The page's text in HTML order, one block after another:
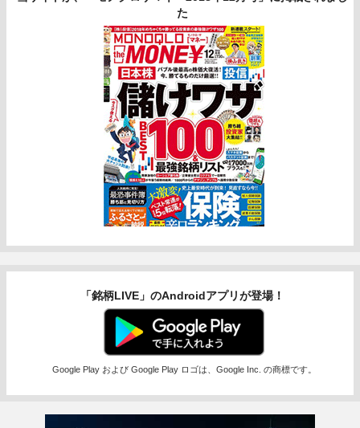
た
「銘柄LIVE」のAndroidアプリが登場！
Google Play および Google Play ロゴは、Google Inc. の商標です。